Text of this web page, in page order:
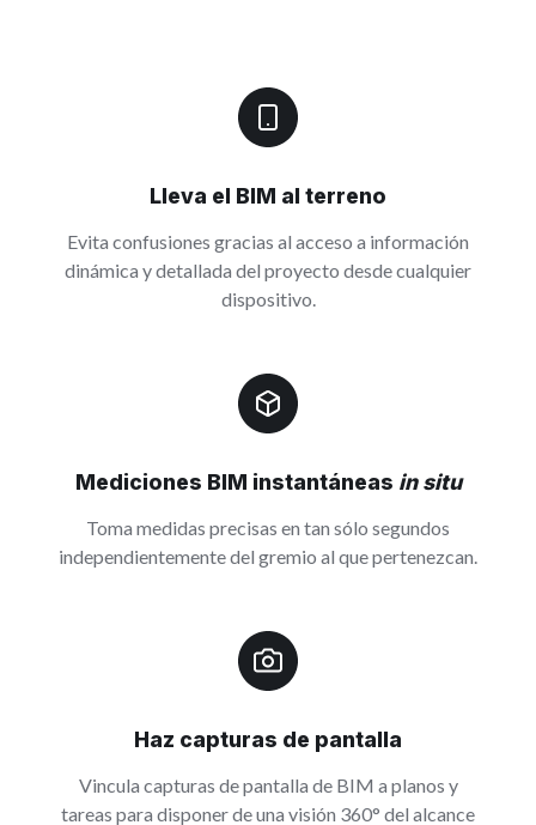
Lleva el BIM al terreno
Evita confusiones gracias al acceso a información
dinámica y detallada del proyecto desde cualquier
dispositivo.
Mediciones BIM instantáneas in situ
Toma medidas precisas en tan sólo segundos
independientemente del gremio al que pertenezcan.
Haz capturas de pantalla
Vincula capturas de pantalla de BIM a planos y
tareas para disponer de una visión 360° del alcance